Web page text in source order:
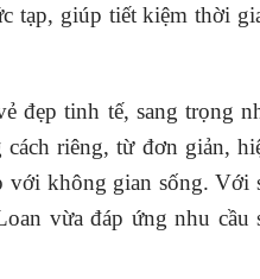
tạp, giúp tiết kiệm thời
đẹp tinh tế, sang trọng
riêng, từ đơn giản,
với không gian sống. Với
vừa đáp ứng nhu cầu